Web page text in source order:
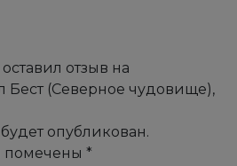
отзыв на
Бест (Северное чудовище),
опубликован.
помечены *